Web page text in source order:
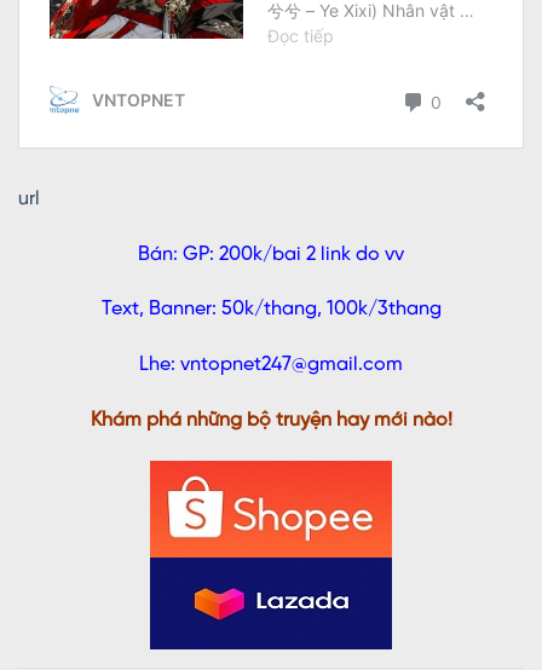
url
Bán: GP: 200k/bai 2 link do vv
Text, Banner: 50k/thang, 100k/3thang
Lhe: vntopnet247@gmail.com
Khám phá những bộ truyện hay mới nào!